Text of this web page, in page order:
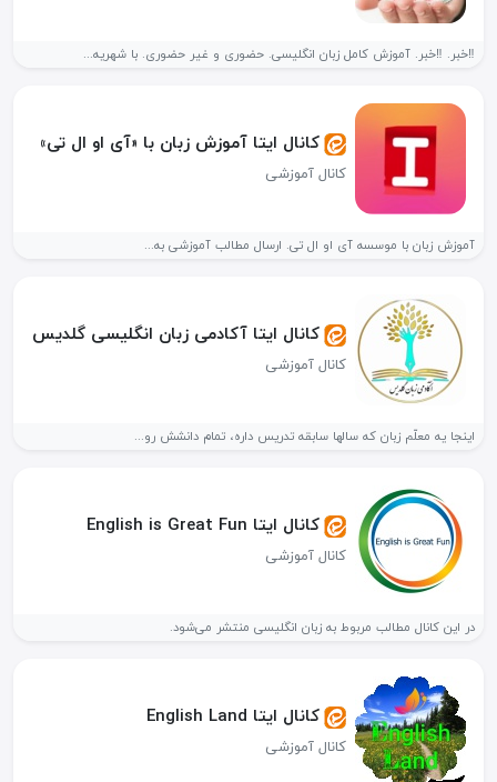
‼️خبر. ‼️خبر. آموزش کامل زبان انگلیسی. حضوری و غیر حضوری. با شهریه...
کانال ایتا آموزش زبان با «آی او ال تی»
کانال آموزشی
آموزش زبان با موسسه آی او ال تی. ارسال مطالب آموزشی به...
کانال ایتا آکادمی زبان انگلیسی گلدیس
کانال آموزشی
اینجا یه معلّم زبان که سالها سابقه تدریس داره، تمام دانشش رو...
کانال ایتا English is Great Fun
کانال آموزشی
در این کانال مطالب مربوط به زبان انگلیسی منتشر می‌شود.
کانال ایتا English Land
کانال آموزشی